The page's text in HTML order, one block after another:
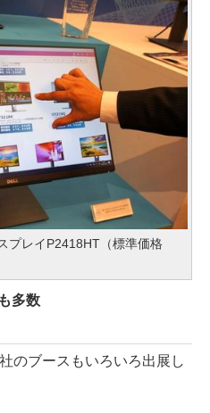
プレイP2418HT（標準価格
多数
のブースもいろいろ出展し